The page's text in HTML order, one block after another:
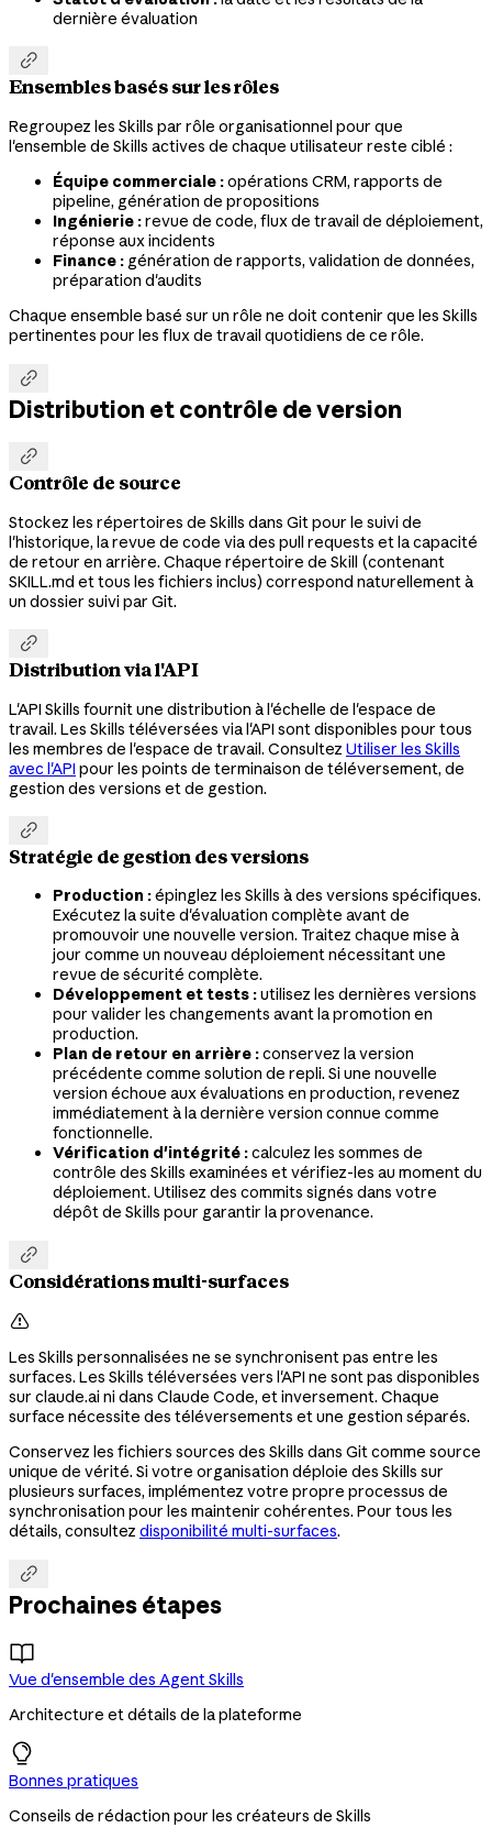
dernière évaluation

Ensembles basés sur les rôles
Regroupez les Skills par rôle organisationnel pour que
l'ensemble de Skills actives de chaque utilisateur reste ciblé :
Équipe commerciale :opérations CRM, rapports de
pipeline, génération de propositions
Ingénierie :revue de code, flux de travail de déploiement,
réponse aux incidents
Finance : génération de rapports, validation de données,
préparation d'audits
Chaque ensemble basé sur un rôle ne doit contenir que les Skills
pertinentes pour les flux de travail quotidiens de ce rôle.

Distribution et contrôle de version

Contrôle de source
Stockez les répertoires de Skills dans Git pour le suivi de
l'historique, la revue de code via des pull requests et la capacité
de retour en arrière. Chaque répertoire de Skill (contenant
SKILL.md et tous les fichiers inclus) correspond naturellement à
un dossier suivi par Git.

Distribution via l'API
L'API Skills fournit une distribution à l'échelle de l'espace de
travail. Les Skills téléversées via l'API sont disponibles pour tous
les membres de l'espace de travail. Consultez Utiliser les Skills
avec l'API pour les points de terminaison de téléversement, de
gestion des versions et de gestion.

Stratégie de gestion des versions
Production :épinglez les Skills à des versions spécifiques.
Exécutez la suite d'évaluation complète avant de
promouvoir une nouvelle version. Traitez chaque mise à
jour comme un nouveau déploiement nécessitant une
revue de sécurité complète.
Développement et tests :utilisez les dernières versions
pour valider les changements avant la promotion en
production.
Plan de retour en arrière :conservez la version
précédente comme solution de repli. Si une nouvelle
version échoue aux évaluations en production, revenez
immédiatement à la dernière version connue comme
fonctionnelle.
Vérification d'intégrité :calculez les sommes de
contrôle des Skills examinées et vérifiez-les au moment du
déploiement. Utilisez des commits signés dans votre
dépôt de Skills pour garantir la provenance.

Considérations multi-surfaces

Les Skills personnalisées ne se synchronisent pas entre les
surfaces. Les Skills téléversées vers l'API ne sont pas disponibles
sur claude.ai ni dans Claude Code, et inversement. Chaque
surface nécessite des téléversements et une gestion séparés.
Conservez les fichiers sources des Skills dans Git comme source
unique de vérité. Si votre organisation déploie des Skills sur
plusieurs surfaces, implémentez votre propre processus de
synchronisation pour les maintenir cohérentes. Pour tous les
détails, consultez disponibilité multi-surfaces.

Prochaines étapes
Vue d'ensemble des Agent Skills
Architecture et détails de la plateforme
Bonnes pratiques
Conseils de rédaction pour les créateurs de Skills